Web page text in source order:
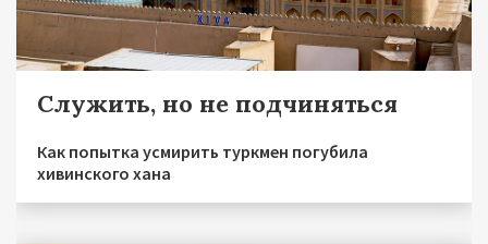
Служить, но не подчиняться
Как попытка усмирить туркмен погубила
хивинского хана